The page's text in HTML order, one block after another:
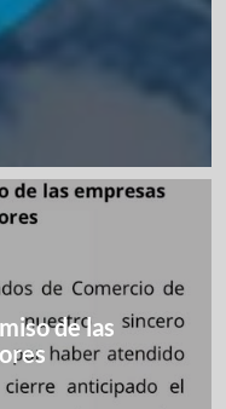
de las